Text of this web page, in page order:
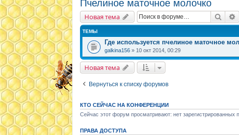
Пчелиное маточное молочко
Новая тема Поиск
ТЕМЫ
Где используется пчелиное маточное
galkina156 » 10 окт 2014, 00:29
Новая тема
Вернуться к списку форумов
КТО СЕЙЧАС НА КОНФЕРЕНЦИИ
Сейчас этот форум просматривают: нет зарегистрированных
ПРАВА ДОСТУПА